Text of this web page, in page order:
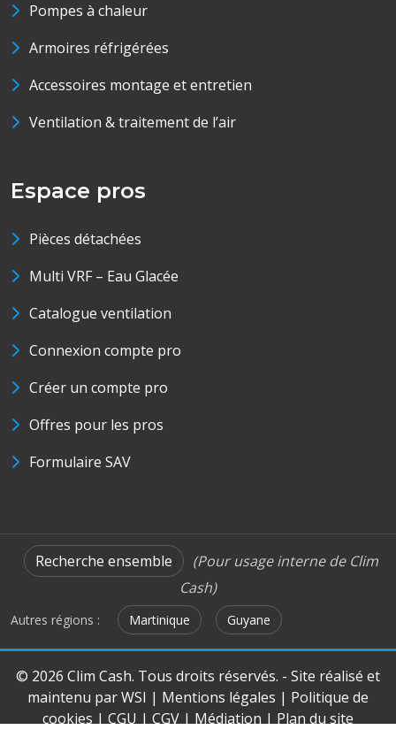
Pompes à chaleur
Armoires réfrigérées
Accessoires montage et entretien
Ventilation & traitement de l’air
Espace pros
Pièces détachées
Multi VRF – Eau Glacée
Catalogue ventilation
Connexion compte pro
Créer un compte pro
Offres pour les pros
Formulaire SAV
Recherche ensemble
(Pour usage interne de Clim
Cash)
Autres régions : Martinique Guyane
© 2026 Clim Cash. Tous droits réservés. - Site réalisé et
maintenu parWSI | Mentions légales | Politique de
cookies | CGU | CGV | Médiation | Plan du site